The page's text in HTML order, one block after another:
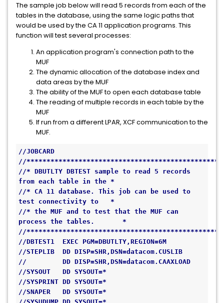
The sample job below will read 5 records from each of the
tables in the database, using the same logic paths that
would be used by the CA 11 application programs. This
function will test several processes:
An application program's connection path to the
MUF
The dynamic allocation of the database index and
data areas by the MUF
The ability of the MUF to open each database table
The reading of multiple records in each table by the
MUF
If run from a different LPAR, XCF communication to the
MUF.
//JOBCARD
//
//* DBUTLTY DBTEST sample to read 5 records
from each table in the *
//* CA 11 database. This job can be used to
test connectivity to   *
//* the MUF and to test that the MUF can
process the tables.       *
//
//DBTEST1  EXEC PGM=DBUTLTY,REGION=6M
//STEPLIB  DD DISP=SHR,DSN=datacom.CUSLIB
//         DD DISP=SHR,DSN=datacom.CAAXLOAD
//SYSOUT   DD SYSOUT=*
//SYSPRINT DD SYSOUT=*
//SNAPER   DD SYSOUT=*